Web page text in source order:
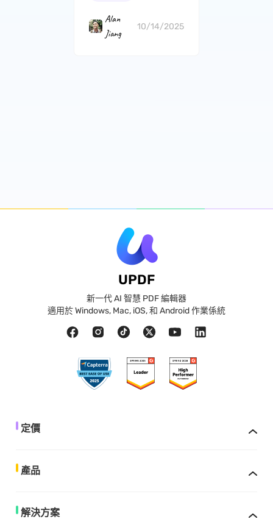
Alan
Jiang
10/14/2025
UPDF
新一代 AI 智慧 PDF 編輯器
適用於 Windows, Mac, iOS, 和 Android 作業係統
定價
產品
解決方案